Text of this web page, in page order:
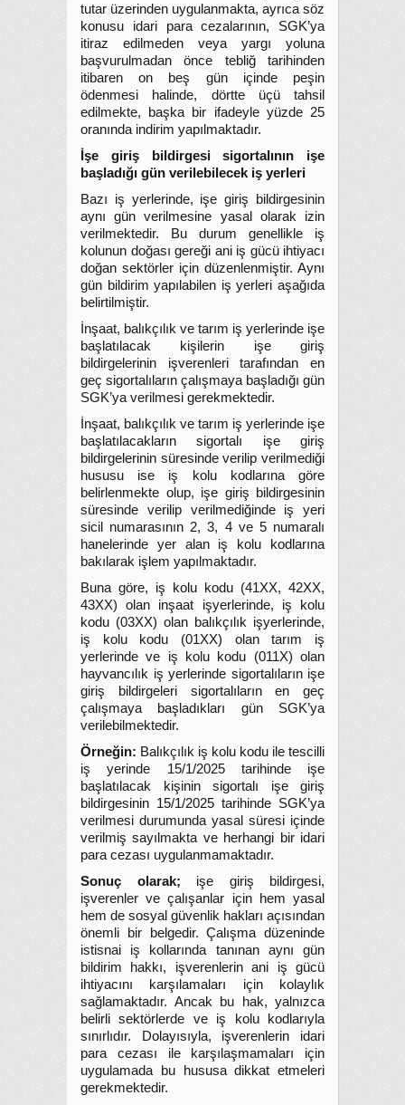
tutar üzerinden uygulanmakta, ayrıca söz
konusu idari para cezalarının, SGK’ya
itiraz edilmeden veya yargı yoluna
başvurulmadan önce tebliğ tarihinden
itibaren on beş gün içinde peşin
ödenmesi halinde, dörtte üçü tahsil
edilmekte, başka bir ifadeyle yüzde 25
oranında indirim yapılmaktadır.
İşe giriş bildirgesi sigortalının işe
başladığı gün verilebilecek iş yerleri
Bazı iş yerlerinde, işe giriş bildirgesinin
aynı gün verilmesine yasal olarak izin
verilmektedir. Bu durum genellikle iş
kolunun doğası gereği ani iş gücü ihtiyacı
doğan sektörler için düzenlenmiştir. Aynı
gün bildirim yapılabilen iş yerleri aşağıda
belirtilmiştir.
İnşaat, balıkçılık ve tarım iş yerlerinde işe
başlatılacak kişilerin işe giriş
bildirgelerinin işverenleri tarafından en
geç sigortalıların çalışmaya başladığı gün
SGK’ya verilmesi gerekmektedir.
İnşaat, balıkçılık ve tarım iş yerlerinde işe
başlatılacakların sigortalı işe giriş
bildirgelerinin süresinde verilip verilmediği
hususu ise iş kolu kodlarına göre
belirlenmekte olup, işe giriş bildirgesinin
süresinde verilip verilmediğinde iş yeri
sicil numarasının 2, 3, 4 ve 5 numaralı
hanelerinde yer alan iş kolu kodlarına
bakılarak işlem yapılmaktadır.
Buna göre, iş kolu kodu (41XX, 42XX,
43XX) olan inşaat işyerlerinde, iş kolu
kodu (03XX) olan balıkçılık işyerlerinde,
iş kolu kodu (01XX) olan tarım iş
yerlerinde ve iş kolu kodu (011X) olan
hayvancılık iş yerlerinde sigortalıların işe
giriş bildirgeleri sigortalıların en geç
çalışmaya başladıkları gün SGK’ya
verilebilmektedir.
Örneğin: Balıkçılık iş kolu kodu ile tescilli
iş yerinde 15/1/2025 tarihinde işe
başlatılacak kişinin sigortalı işe giriş
bildirgesinin 15/1/2025 tarihinde SGK’ya
verilmesi durumunda yasal süresi içinde
verilmiş sayılmakta ve herhangi bir idari
para cezası uygulanmamaktadır.
Sonuç olarak; işe giriş bildirgesi,
işverenler ve çalışanlar için hem yasal
hem de sosyal güvenlik hakları açısından
önemli bir belgedir. Çalışma düzeninde
istisnai iş kollarında tanınan aynı gün
bildirim hakkı, işverenlerin ani iş gücü
ihtiyacını karşılamaları için kolaylık
sağlamaktadır. Ancak bu hak, yalnızca
belirli sektörlerde ve iş kolu kodlarıyla
sınırlıdır. Dolayısıyla, işverenlerin idari
para cezası ile karşılaşmamaları için
uygulamada bu hususa dikkat etmeleri
gerekmektedir.